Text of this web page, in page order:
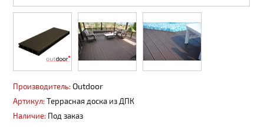
Материалы из ДПК
Пены, герметики
Металлопродукция
Материалы для благоустройства
Производитель: Outdoor
Артикул: Террасная доска из ДПК
Наличие: Под заказ